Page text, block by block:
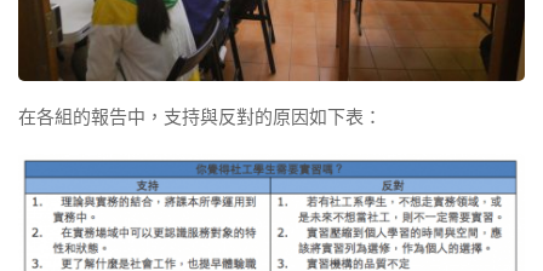
在各組的報告中，支持與反對的原因如下表：